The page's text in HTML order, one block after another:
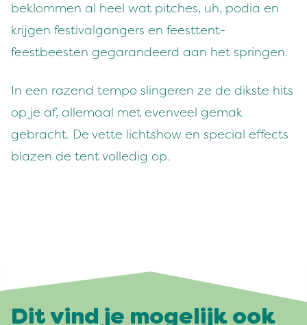
beklommen al heel wat pitches, uh, podia en
krijgen festivalgangers en feesttent-
feestbeesten gegarandeerd aan het springen.
In een razend tempo slingeren ze de dikste hits
op je af, allemaal met evenveel gemak
gebracht. De vette lichtshow en special effects
blazen de tent volledig op.
Dit vind je mogelijk ook